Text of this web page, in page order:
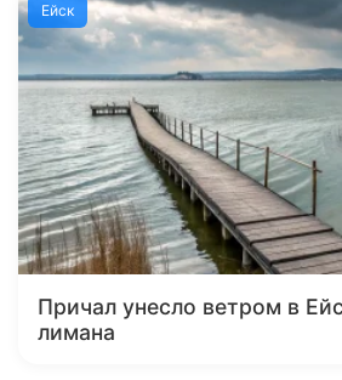
Ейск
Причал унесло ветром в
лимана